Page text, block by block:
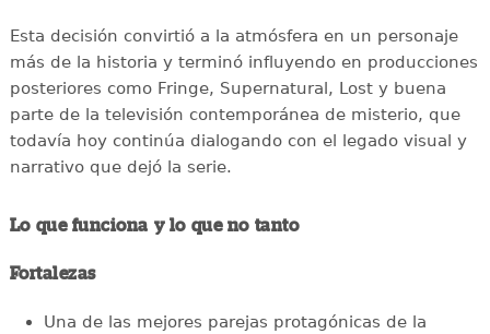
Esta decisión convirtió a la atmósfera en un personaje
más de la historia y terminó influyendo en producciones
posteriores como Fringe, Supernatural, Lost y buena
parte de la televisión contemporánea de misterio, que
todavía hoy continúa dialogando con el legado visual y
narrativo que dejó la serie.
Lo que funciona y lo que no tanto
Fortalezas
Una de las mejores parejas protagónicas de la